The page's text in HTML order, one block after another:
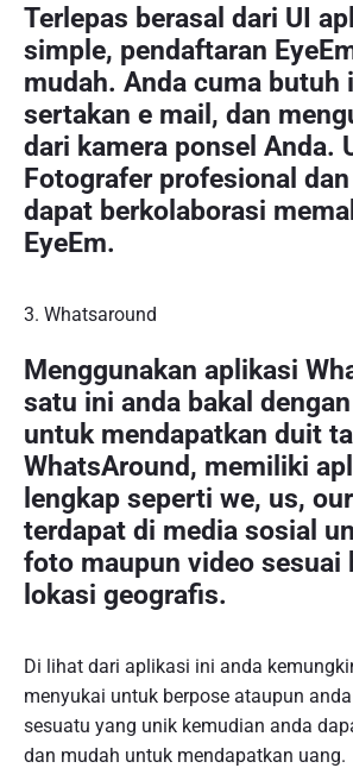
Terlepas berasal dari UI
simple, pendaftaran
mudah. Anda cuma butuh
sertakan e mail, dan
dari kamera ponsel Anda.
Fotografer profesional
dapat berkolaborasi
EyeEm.
3. Whatsaround
Menggunakan aplikasi
satu ini anda bakal
untuk mendapatkan duit
WhatsAround, memiliki
lengkap seperti we, us,
terdapat di media sosial
foto maupun video sesuai
lokasi geografis.
Di lihat dari aplikasi ini anda
menyukai untuk berpose ataupun
sesuatu yang unik kemudian anda
dan mudah untuk mendapatkan